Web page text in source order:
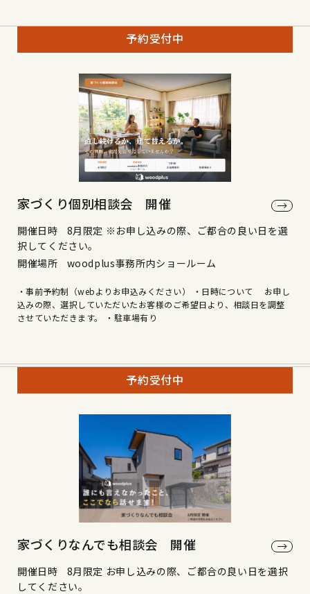
予約受付中
家づくり個別相談会 開催
開催日時
8月限定 ※お申し込みの際、ご都合の良い日を選
択してください。
開催場所
woodplus事務所内ショールーム
・事前予約制（webよりお申込みください） ・日時について お申し
込みの際、選択していただいたお客様のご希望日より、相談日を調整
させていただきます。 ・駐車場有り
予約受付中
家づくりなんでも相談会 開催
開催日時
8月限定 お申し込みの際、ご都合の良い日を選択
してください。